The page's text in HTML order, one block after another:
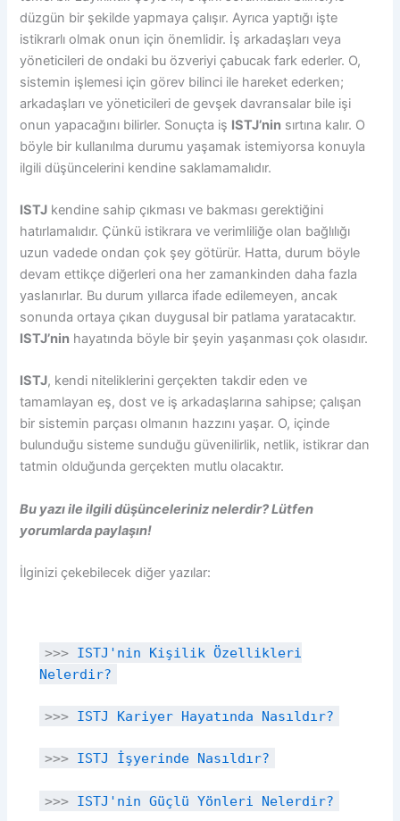
düzgün bir şekilde yapmaya çalışır. Ayrıca yaptığı işte
istikrarlı olmak onun için önemlidir. İş arkadaşları veya
yöneticileri de ondaki bu özveriyi çabucak fark ederler. O,
sistemin işlemesi için görev bilinci ile hareket ederken;
arkadaşları ve yöneticileri de gevşek davransalar bile işi
onun yapacağını bilirler. Sonuçta iş ISTJ’nin sırtına kalır. O
böyle bir kullanılma durumu yaşamak istemiyorsa konuyla
ilgili düşüncelerini kendine saklamamalıdır.
ISTJ kendine sahip çıkması ve bakması gerektiğini
hatırlamalıdır. Çünkü istikrara ve verimliliğe olan bağlılığı
uzun vadede ondan çok şey götürür. Hatta, durum böyle
devam ettikçe diğerleri ona her zamankinden daha fazla
yaslanırlar. Bu durum yıllarca ifade edilemeyen, ancak
sonunda ortaya çıkan duygusal bir patlama yaratacaktır.
ISTJ’nin hayatında böyle bir şeyin yaşanması çok olasıdır.
ISTJ, kendi niteliklerini gerçekten takdir eden ve
tamamlayan eş, dost ve iş arkadaşlarına sahipse; çalışan
bir sistemin parçası olmanın hazzını yaşar. O, içinde
bulunduğu sisteme sunduğu güvenilirlik, netlik, istikrar dan
tatmin olduğunda gerçekten mutlu olacaktır.
Bu yazı ile ilgili düşünceleriniz nelerdir? Lütfen
yorumlarda paylaşın!
İlginizi çekebilecek diğer yazılar:
>>> ISTJ'nin Kişilik Özellikleri
Nelerdir?
>>> ISTJ Kariyer Hayatında Nasıldır?
>>> ISTJ İşyerinde Nasıldır?
>>> ISTJ'nin Güçlü Yönleri Nelerdir?